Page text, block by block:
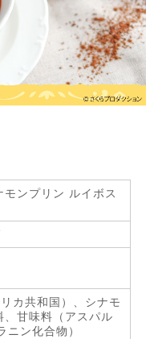
ンプリン ルイボス
カ共和国）、シナモ
、甘味料（アスパル
ニン化合物）